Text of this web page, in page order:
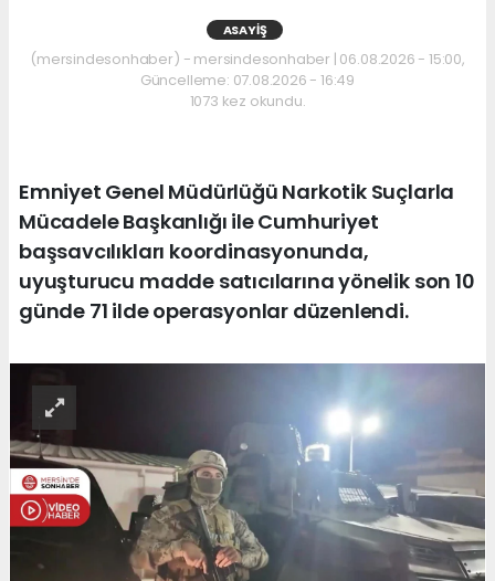
ASAYIŞ
(mersindesonhaber) - mersindesonhaber | 06.08.2026 - 15:00,
Güncelleme: 07.08.2026 - 16:49
1073 kez okundu.
Emniyet Genel Müdürlüğü Narkotik Suçlarla
Mücadele Başkanlığı ile Cumhuriyet
başsavcılıkları koordinasyonunda,
uyuşturucu madde satıcılarına yönelik son 10
günde 71 ilde operasyonlar düzenlendi.